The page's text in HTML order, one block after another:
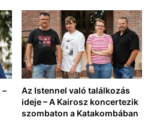
Az Istennel való találkozás
ideje – A Kairosz koncertezik
szombaton a Katakombában